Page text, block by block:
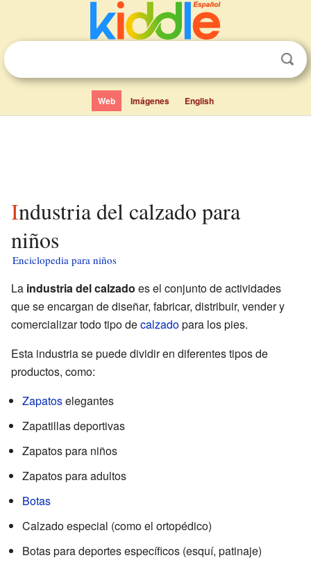
Web Imágenes English
Industria del calzado para
niños
Enciclopedia para niños
La industria del calzado es el conjunto de actividades
que se encargan de diseñar, fabricar, distribuir, vender y
comercializar todo tipo decalzadopara los pies.
Esta industria se puede dividir en diferentes tipos de
productos, como:
Zapatoselegantes
Zapatillas deportivas
Zapatos para niños
Zapatos para adultos
Botas
Calzado especial (como el ortopédico)
Botas para deportes específicos (esquí, patinaje)